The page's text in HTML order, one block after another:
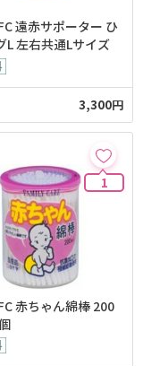
遠赤サポーター ひ
L 左右共通Lサイズ
3,300円
1
赤ちゃん綿棒 200